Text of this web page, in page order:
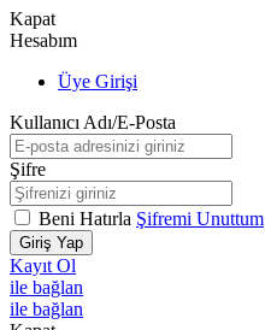
Kapat
Hesabım
Üye Girişi
Kullanıcı Adı/E-Posta
Şifre
Beni Hatırla Şifremi Unuttum
Giriş Yap
Kayıt Ol
ile bağlan
ile bağlan